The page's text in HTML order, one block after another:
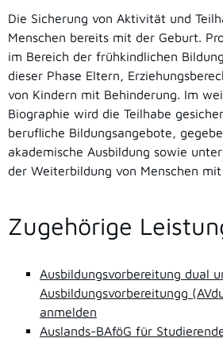
Die Sicherung von Aktivität und
Menschen bereits mit der Geburt.
im Bereich der frühkindlichen
dieser Phase Eltern,
von Kindern mit Behinderung. Im
Biographie wird die Teilhabe
berufliche Bildungsangebote,
akademische Ausbildung sowie
der Weiterbildung von Menschen
Zugehörige
Ausbildungsvorbereitung dual
Ausbildungsvorbereitungg
anmelden
Auslands-BAföG für